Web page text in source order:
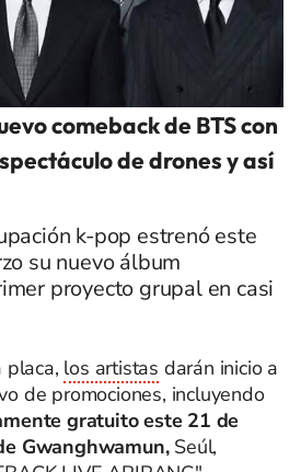
comeback de BTS con
de drones y así
k-pop estrenó este
su nuevo álbum
proyecto grupal en casi
placa, los artistas darán inicio a
de promociones, incluyendo
gratuito este 21 de
Gwanghwamun, Seúl,